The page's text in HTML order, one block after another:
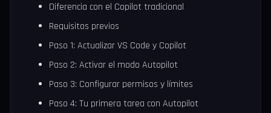
Diferencia con el Copilot tradicional
Requisitos previos
Paso 1: Actualizar VS Code y Copilot
Paso 2: Activar el modo Autopilot
Paso 3: Configurar permisos y límites
Paso 4: Tu primera tarea con Autopilot